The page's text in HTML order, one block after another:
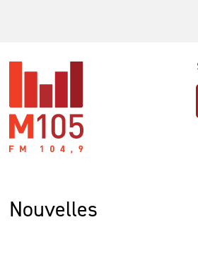
Nouvelles